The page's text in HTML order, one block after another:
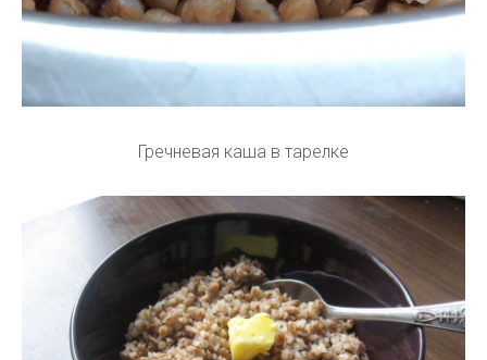
Гречневая каша в тарелке